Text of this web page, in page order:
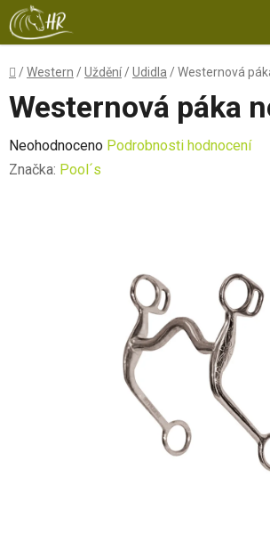
Přejít
na
obsah
Domů
/Western /Uždění /Udidla /Westernová
Westernová páka
Průměrné
hodnocení
Neohodnoceno Podrobnosti hodnocení
Značka: Pool´s